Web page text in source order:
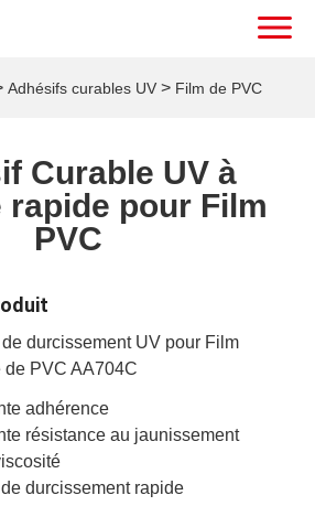
Adhésifs curables UV> Film de PVC
Curable UV à
rapide pour Film
PVC
durcissement UV pour Film
de PVC AA704C
adhérence
résistance au jaunissement
durcissement rapide